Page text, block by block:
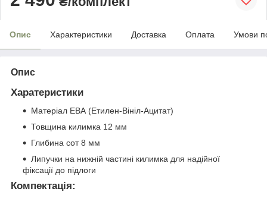
Опис Характеристики Доставка Оплата Умови
Опис
Харатеристики
Матеріал ЕВА (Етилен-Вініл-Ацитат)
Товщина килимка 12 мм
Глибина сот 8 мм
Липучки на нижній частині килимка для надійної
фіксації до підлоги
Компектація: